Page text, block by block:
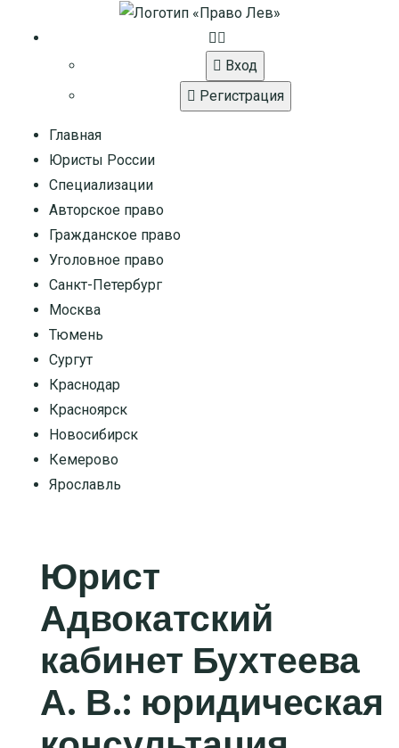
Вход
Регистрация
Главная
Юристы России
Специализации
Авторское право
Гражданское право
Уголовное право
Санкт-Петербург
Москва
Тюмень
Сургут
Краснодар
Красноярск
Новосибирск
Кемерово
Ярославль
Юрист
Адвокатский
кабинет Бухтеева
А. В.: юридическая